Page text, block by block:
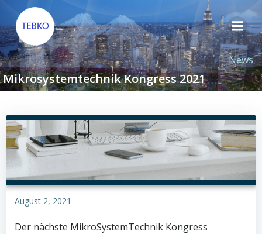
Inhalt
springen
News
Mikrosystemtechnik Kongress 2021
August 2, 2021
Der nächste MikroSystemTechnik Kongress